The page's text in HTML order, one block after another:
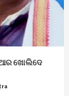
ଖୋଲିଦେ